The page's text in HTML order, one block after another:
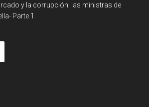
y la corrupción: las ministras de
Parte 1